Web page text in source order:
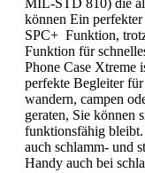
MIL-STD 810) die
können Ein
SPC+ Funktion,
Funktion für
Phone Case Xtreme
perfekte Begleiter
wandern, campen
geraten, Sie können
funktionsfähig bleibt.
auch schlamm- und
Handy auch bei